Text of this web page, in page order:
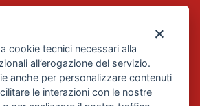
cookie tecnici necessari alla
all’erogazione del servizio.
anche per personalizzare contenuti
le interazioni con le nostre
n. 1656740